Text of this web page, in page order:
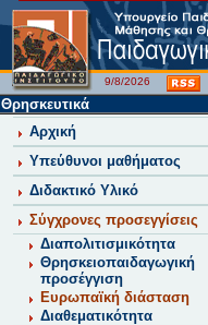
9/8/2026
Θρησκευτικά
Αρχική
Υπεύθυνοι μαθήματος
Διδακτικό Υλικό
Σύγχρονες προσεγγίσεις
Διαπολιτισμικότητα
Θρησκειοπαιδαγωγική
προσέγγιση
Ευρωπαϊκή διάσταση
Διαθεματικότητα